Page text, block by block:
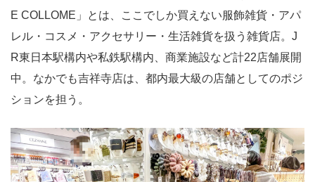
E COLLOME」とは、ここでしか買えない服飾雑貨・アパ
レル・コスメ・アクセサリー・生活雑貨を扱う雑貨店。J
R東日本駅構内や私鉄駅構内、商業施設など計22店舗展開
中。なかでも吉祥寺店は、都内最大級の店舗としてのポジ
ションを担う。